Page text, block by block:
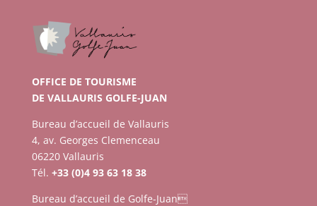
OFFICE DE TOURISME
DE VALLAURIS GOLFE-JUAN
Bureau d’accueil de Vallauris
4, av. Georges Clemenceau
06220 Vallauris
Tél. +33 (0)4 93 63 18 38
Bureau d’accueil de Golfe-Juan